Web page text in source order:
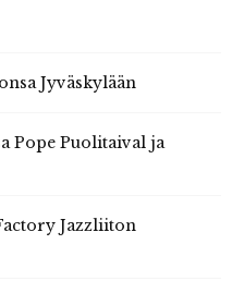
Jyväskylään
Pope Puolitaival ja
Jazzliiton